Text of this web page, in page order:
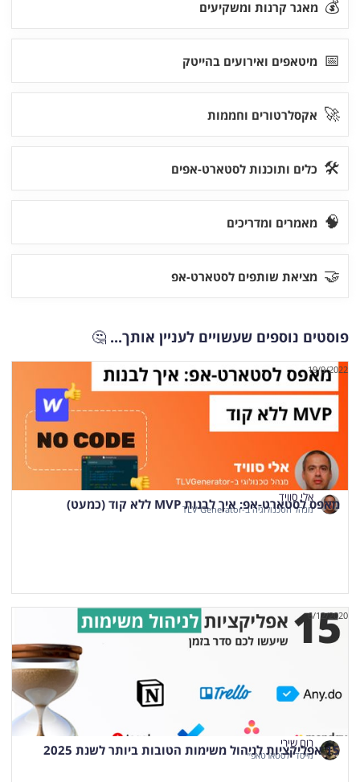
💰 מאגר קרנות ומשקיעים
📅 מיטאפים ואירועים בהייטק
🚀 אקסלרטורים וחממות
🛠 כלים ותוכנות לסטארט-אפים
🧠 מאמרים ומדריכים
🤝 מציאת שותפים לסטארט-אפ
פוסטים נוספים שעשויים לעניין אותך... 🤔
מאפס לסטארט-אפ: איך לבנות MVP ללא קוד (כמעט)
אלי סוויד
מנהל הטכנולוגיה ב-TLV Generator
19/9/2022
15 אפליקציות לניהול משימות הטובות ביותר לשנת 2025 רום שירי
מייסד ״לסטארטאפ״
6/12/2020